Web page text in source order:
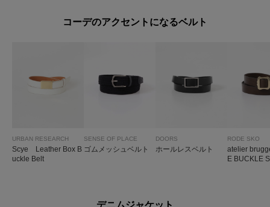
コーデのアクセントになるベルト
URBAN RESEARCH
Scye Leather Box B
uckle Belt
SENSE OF PLACE
ゴムメッシュベルト
DOORS
ホールレスベルト
RODE SKO
atelier
E BUCKLE
デニムジャケット